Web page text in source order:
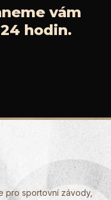
vám
hodin.
pro sportovní závody,